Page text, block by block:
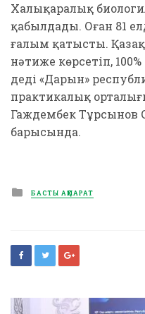
Халықаралық
қабылдады. Оған 81
ғалым қатысты.
нәтиже көрсетіп,
деді «Дарын»
практикалық
Гаждембек Тұрсынов
барысында.
Posted
in
БАСТЫ АҚПАРАТ